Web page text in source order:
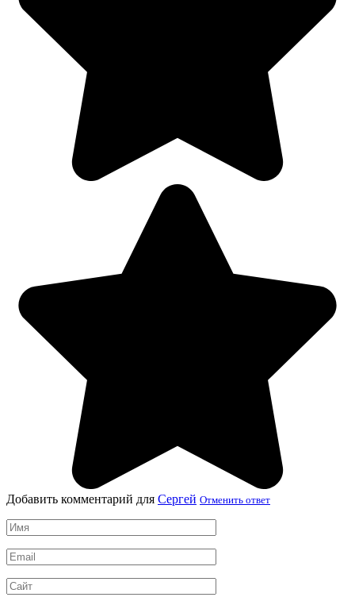
Добавить комментарий для Сергей Отменить ответ
Имя
*
Email
*
Сайт